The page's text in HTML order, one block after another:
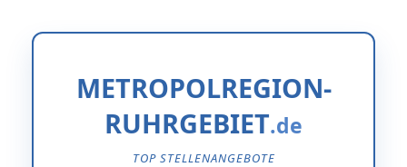
METROPOLREGION-
RUHRGEBIET
TOP STELLENANGEBOTE